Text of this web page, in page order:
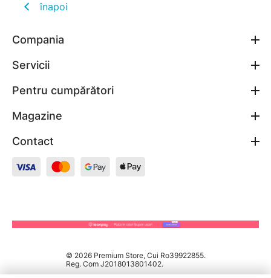
înapoi
Compania
Servicii
Pentru cumpărători
Magazine
Contact
© 2026 Premium Store, Cui Ro39922855.
Reg. Com J2018013801402.